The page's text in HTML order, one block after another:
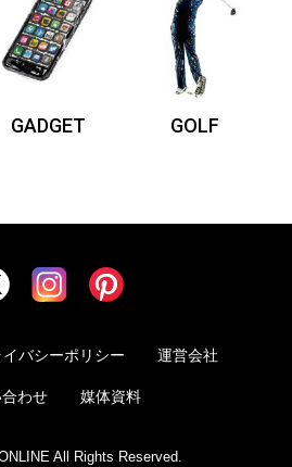
GADGET GOLF
イバシーポリシー 運営会社
わせ 媒体資料
All Rights Reserved.